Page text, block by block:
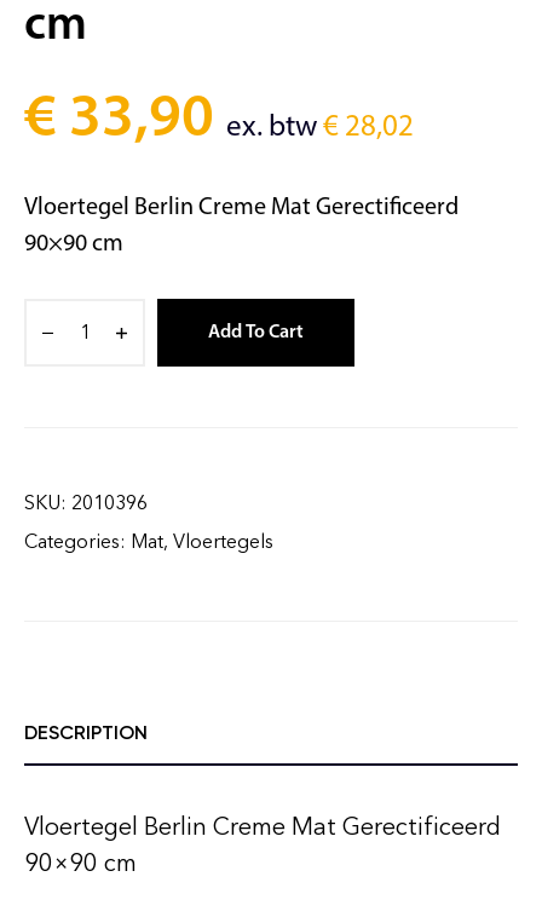
cm
€ 33,90 ex. btw € 28,02
Vloertegel Berlin Creme Mat Gerectificeerd
90×90 cm
Add To Cart
SKU: 2010396
Categories: Mat, Vloertegels
DESCRIPTION
Vloertegel Berlin Creme Mat Gerectificeerd
90×90 cm